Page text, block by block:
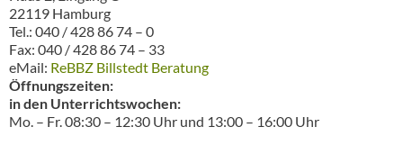
22119 Hamburg
Tel.: 040 / 428 86 74 – 0
Fax: 040 / 428 86 74 – 33
eMail: ReBBZ Billstedt Beratung
Öffnungszeiten:
in den Unterrichtswochen:
Mo. – Fr. 08:30 – 12:30 Uhr und 13:00 – 16:00 Uhr